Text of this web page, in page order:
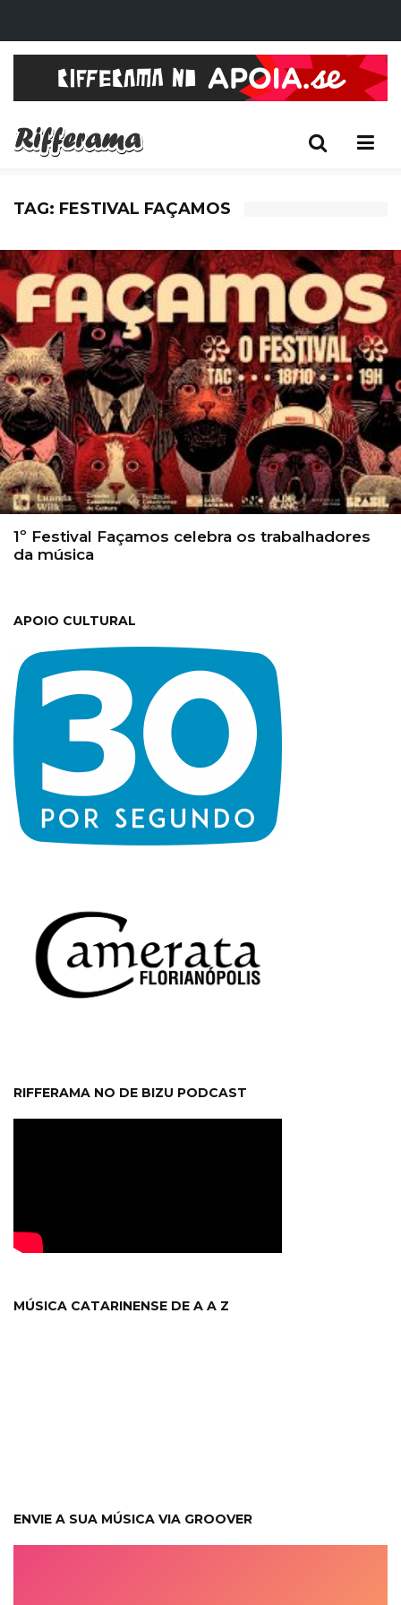
TAG: FESTIVAL FAÇAMOS
1º Festival Façamos celebra os trabalhadores
da música
APOIO CULTURAL
RIFFERAMA NO DE BIZU PODCAST
MÚSICA CATARINENSE DE A A Z
ENVIE A SUA MÚSICA VIA GROOVER